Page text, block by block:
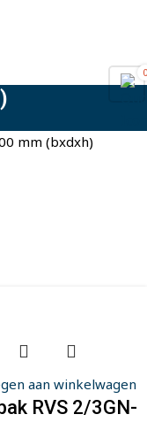
0
mm (bxdxh)
aan winkelwagen
RVS 2/3GN-